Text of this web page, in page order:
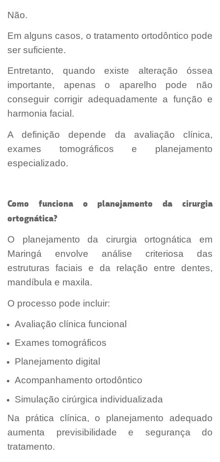
Não.
Em alguns casos, o tratamento ortodôntico pode
ser suficiente.
Entretanto, quando existe alteração óssea
importante, apenas o aparelho pode não
conseguir corrigir adequadamente a função e
harmonia facial.
A definição depende da avaliação clínica,
exames tomográficos e planejamento
especializado.
Como funciona o planejamento da cirurgia
ortognática?
O planejamento da cirurgia ortognática em
Maringá envolve análise criteriosa das
estruturas faciais e da relação entre dentes,
mandíbula e maxila.
O processo pode incluir:
Avaliação clínica funcional
Exames tomográficos
Planejamento digital
Acompanhamento ortodôntico
Simulação cirúrgica individualizada
Na prática clínica, o planejamento adequado
aumenta previsibilidade e segurança do
tratamento.